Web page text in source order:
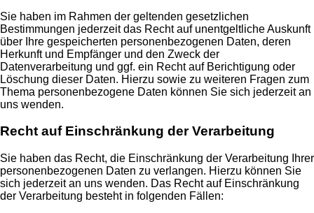
Sie haben im Rahmen der geltenden gesetzlichen
Bestimmungen jederzeit das Recht auf unentgeltliche Auskunft
über Ihre gespeicherten personenbezogenen Daten, deren
Herkunft und Empfänger und den Zweck der
Datenverarbeitung und ggf. ein Recht auf Berichtigung oder
Löschung dieser Daten. Hierzu sowie zu weiteren Fragen zum
Thema personenbezogene Daten können Sie sich jederzeit an
uns wenden.
Recht auf Einschränkung der Verarbeitung
Sie haben das Recht, die Einschränkung der Verarbeitung Ihrer
personenbezogenen Daten zu verlangen. Hierzu können Sie
sich jederzeit an uns wenden. Das Recht auf Einschränkung
der Verarbeitung besteht in folgenden Fällen: